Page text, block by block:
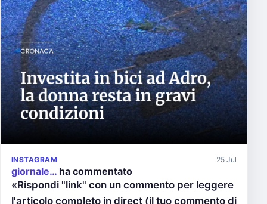
INSTAGRAM 25 Jul
giornale… ha commentato
«Rispondi "link" con un commento per leggere
l'articolo completo in direct (il tuo commento di